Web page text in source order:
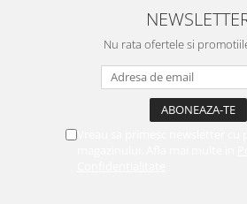
Nu rata ofertele si